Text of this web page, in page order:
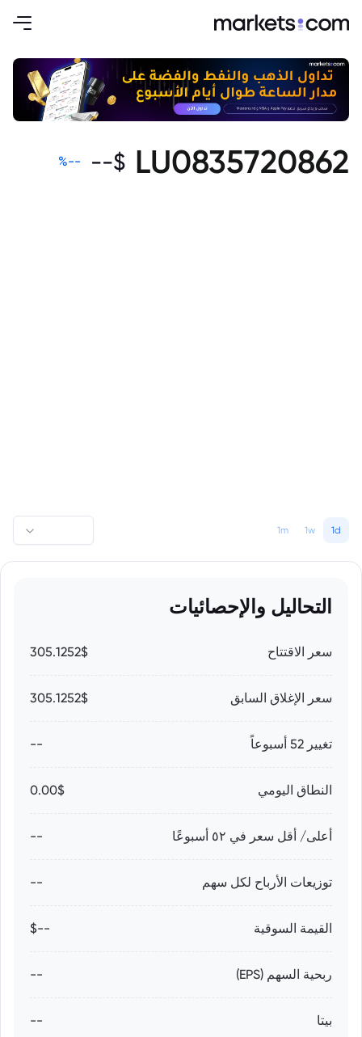
LU0835720862
$
--
--
%
1d
1w
1m
التحاليل والإحصائيات
سعر الاقتتاح 305.1252$
سعر الإغلاق السابق 305.1252$
تغيير 52 أسبوعاً --
النطاق اليومي 0.00$
أعلى/ أقل سعر في ٥٢ أسبوعًا --
توزيعات الأرباح لكل سهم --
القيمة السوقية --$
ربحية السهم (EPS) --
بيتا --